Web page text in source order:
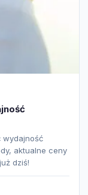
wydajność
aktualne ceny
dziś!